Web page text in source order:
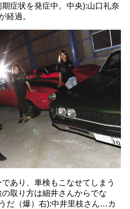
症状を発症中。中央):山口礼奈
経過。
あり、車検もこなせてしまう
取り方は細井さんからでな
だ（爆）右):中井里枝さん…カ